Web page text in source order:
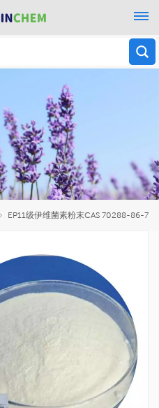
EP11级伊维菌素粉末CAS 70288-86-7
CAS 70288-86-7
和人类疥疮等寄生虫的药物。